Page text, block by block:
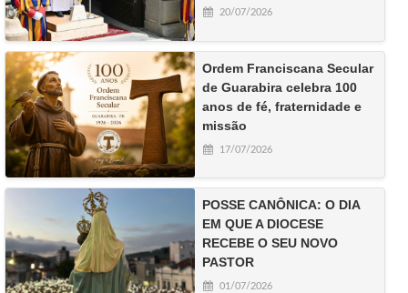
20/07/2026
Ordem Franciscana Secular
de Guarabira celebra 100
anos de fé, fraternidade e
missão
17/07/2026
POSSE CANÔNICA: O DIA
EM QUE A DIOCESE
RECEBE O SEU NOVO
PASTOR
01/07/2026